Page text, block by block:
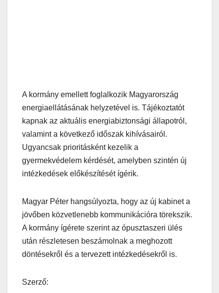
A kormány emellett foglalkozik Magyarország
energiaellátásának helyzetével is. Tájékoztatót
kapnak az aktuális energiabiztonsági állapotról,
valamint a következő időszak kihívásairól.
Ugyancsak prioritásként kezelik a
gyermekvédelem kérdését, amelyben szintén új
intézkedések előkészítését ígérik.
Magyar Péter hangsúlyozta, hogy az új kabinet a
jövőben közvetlenebb kommunikációra törekszik.
A kormány ígérete szerint az ópusztaszeri ülés
után részletesen beszámolnak a meghozott
döntésekről és a tervezett intézkedésekről is.
Szerző: